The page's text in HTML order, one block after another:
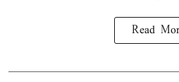
Read